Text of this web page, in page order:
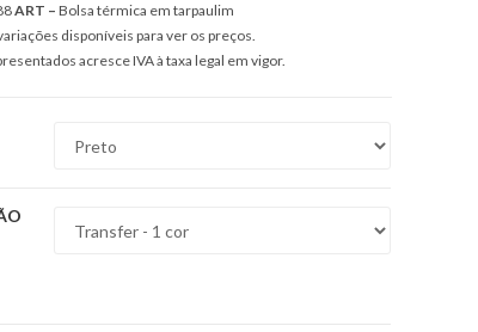
ART –Bolsa térmica em tarpaulim
disponíveis para ver os preços.
acresce IVA à taxa legal em vigor.